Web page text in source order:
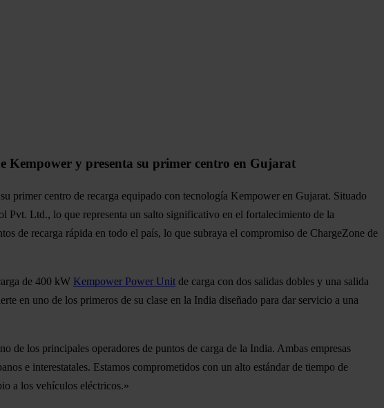
Kempower y presenta su primer centro en Gujarat
primer centro de recarga equipado con tecnología Kempower en Gujarat. Situado
Pvt. Ltd., lo que representa un salto significativo en el fortalecimiento de la
de recarga rápida en todo el país, lo que subraya el compromiso de ChargeZone de
de 400 kW Kempower Power Unit de carga con dos salidas dobles y una salida
en uno de los primeros de su clase en la India diseñado para dar servicio a una
de los principales operadores de puntos de carga de la India. Ambas empresas
e interestatales. Estamos comprometidos con un alto estándar de tiempo de
a los vehículos eléctricos.»